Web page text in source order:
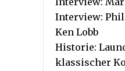
Interview:
Ken Lobb
Historie:
klassischer